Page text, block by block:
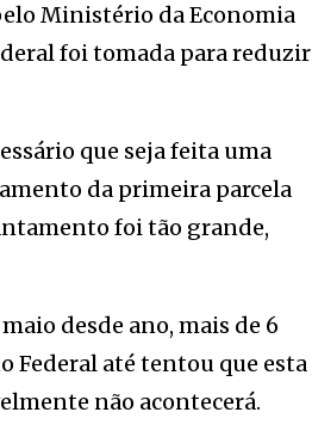
Ministério da Economia
foi tomada para reduzir
que seja feita uma
da primeira parcela
foi tão grande,
desde ano, mais de 6
Federal até tentou que esta
não acontecerá.